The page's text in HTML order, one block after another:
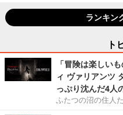
ランキン
ト
「冒険は楽しい
ィ ヴァリアンツ
っぷり沈んだ4人
ふたつの沼の住人